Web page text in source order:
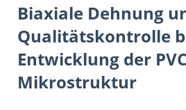
Biaxiale Dehnung
Qualitätskontrolle
Entwicklung der
Mikrostruktur